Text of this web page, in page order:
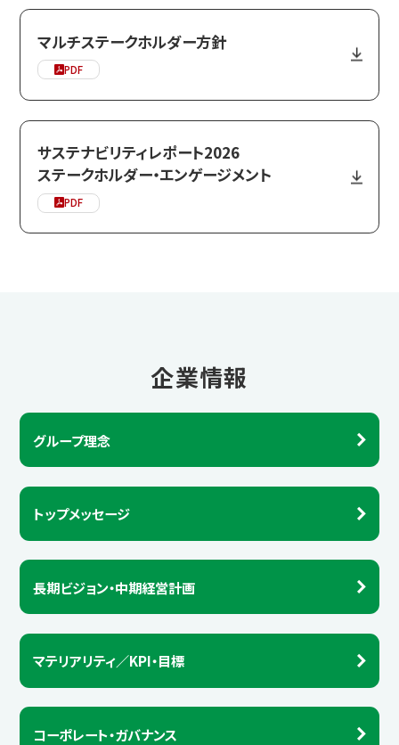
マルチステークホルダー方針
PDF
サステナビリティレポート2026
ステークホルダー・エンゲージメント
PDF
企業情報
グループ理念
トップメッセージ
長期ビジョン・中期経営計画
マテリアリティ／KPI・目標
コーポレート・ガバナンス